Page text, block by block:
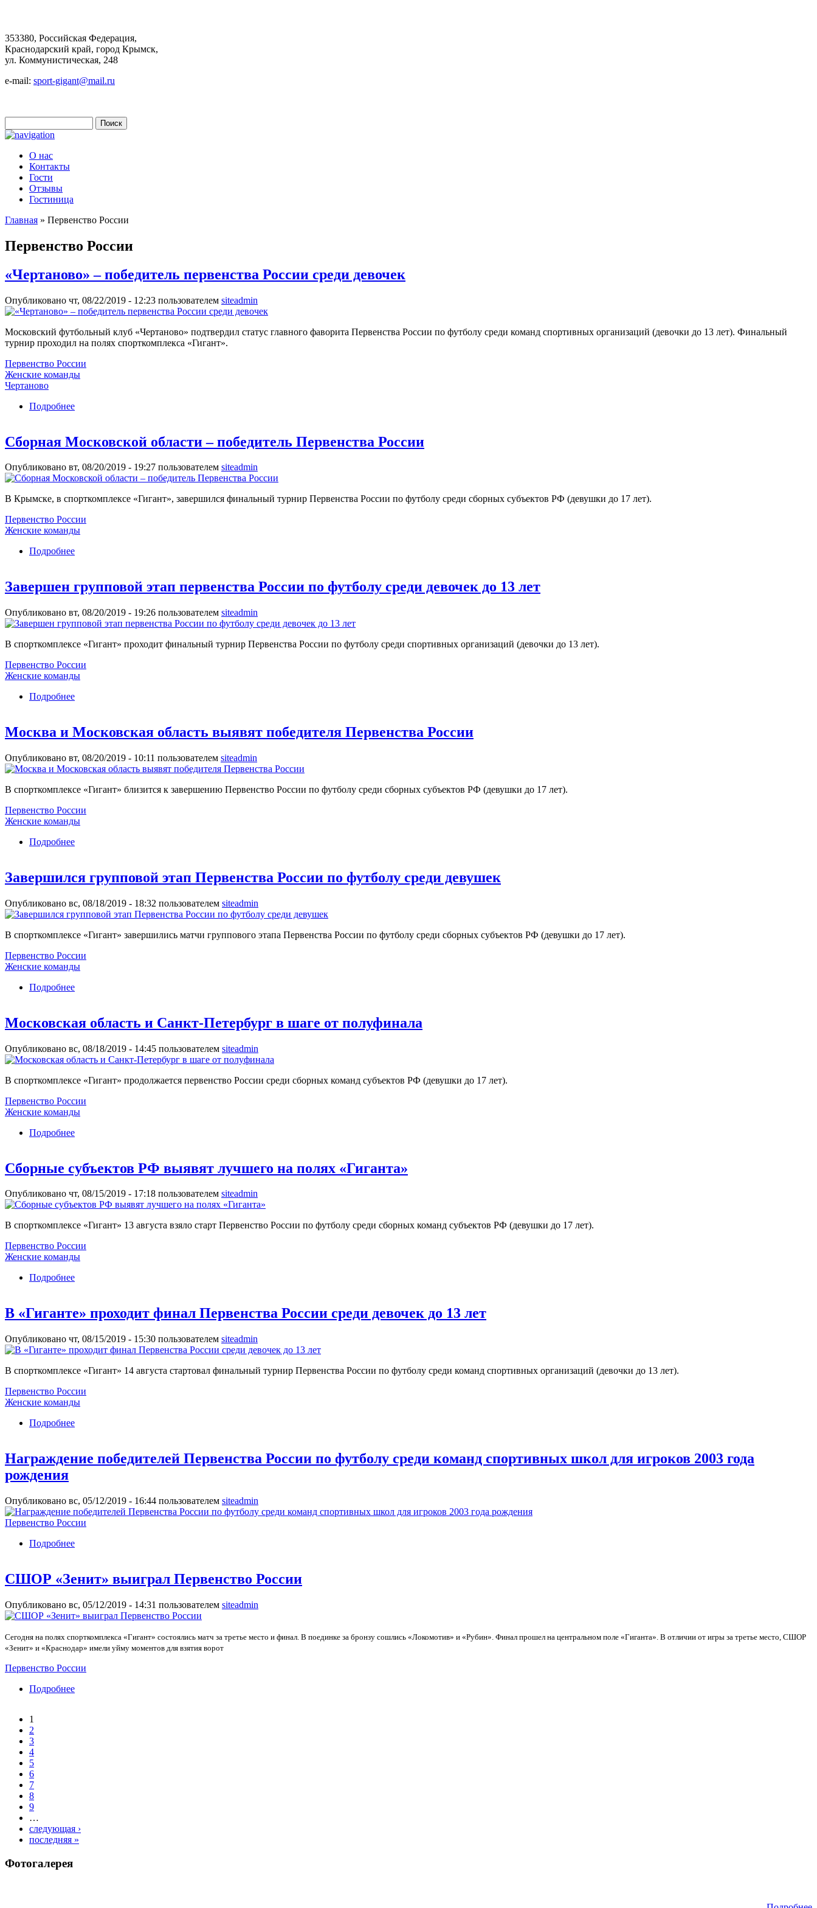
353380, Российская Федерация,
Краснодарский край, город Крымск,
ул. Коммунистическая, 248
e-mail: sport-gigant@mail.ru
Форма поиска
О нас
Контакты
Гости
Отзывы
Гостиница
Главная » Первенство России
Первенство России
«Чертаново» – победитель первенства России среди девочек
Опубликовано чт, 08/22/2019 - 12:23 пользователем siteadmin
Московский футбольный клуб «Чертаново» подтвердил статус главного фаворита Первенства России по футболу среди команд спортивных организаций (девочки до 13 лет). Финальный
турнир проходил на полях спорткомплекса «Гигант».
Первенство России
Женские команды
Чертаново
Подробнее
Сборная Московской области – победитель Первенства России
Опубликовано вт, 08/20/2019 - 19:27 пользователем siteadmin
В Крымске, в спорткомплексе «Гигант», завершился финальный турнир Первенства России по футболу среди сборных субъектов РФ (девушки до 17 лет).
Первенство России
Женские команды
Подробнее
Завершен групповой этап первенства России по футболу среди девочек до 13 лет
Опубликовано вт, 08/20/2019 - 19:26 пользователем siteadmin
В спорткомплексе «Гигант» проходит финальный турнир Первенства России по футболу среди спортивных организаций (девочки до 13 лет).
Первенство России
Женские команды
Подробнее
Москва и Московская область выявят победителя Первенства России
Опубликовано вт, 08/20/2019 - 10:11 пользователем siteadmin
В спорткомплексе «Гигант» близится к завершению Первенство России по футболу среди сборных субъектов РФ (девушки до 17 лет).
Первенство России
Женские команды
Подробнее
Завершился групповой этап Первенства России по футболу среди девушек
Опубликовано вс, 08/18/2019 - 18:32 пользователем siteadmin
В спорткомплексе «Гигант» завершились матчи группового этапа Первенства России по футболу среди сборных субъектов РФ (девушки до 17 лет).
Первенство России
Женские команды
Подробнее
Московская область и Санкт-Петербург в шаге от полуфинала
Опубликовано вс, 08/18/2019 - 14:45 пользователем siteadmin
В спорткомплексе «Гигант» продолжается первенство России среди сборных команд субъектов РФ (девушки до 17 лет).
Первенство России
Женские команды
Подробнее
Сборные субъектов РФ выявят лучшего на полях «Гиганта»
Опубликовано чт, 08/15/2019 - 17:18 пользователем siteadmin
В спорткомплексе «Гигант» 13 августа взяло старт Первенство России по футболу среди сборных команд субъектов РФ (девушки до 17 лет).
Первенство России
Женские команды
Подробнее
В «Гиганте» проходит финал Первенства России среди девочек до 13 лет
Опубликовано чт, 08/15/2019 - 15:30 пользователем siteadmin
В спорткомплексе «Гигант» 14 августа стартовал финальный турнир Первенства России по футболу среди команд спортивных организаций (девочки до 13 лет).
Первенство России
Женские команды
Подробнее
Награждение победителей Первенства России по футболу среди команд спортивных школ для игроков 2003 года
рождения
Опубликовано вс, 05/12/2019 - 16:44 пользователем siteadmin
Первенство России
Подробнее
СШОР «Зенит» выиграл Первенство России
Опубликовано вс, 05/12/2019 - 14:31 пользователем siteadmin
Сегодня на полях спорткомплекса «Гигант» состоялись матч за третье место и финал. В поединке за бронзу сошлись «Локомотив» и «Рубин». Финал прошел на центральном поле «Гиганта». В отличии от игры за третье место, СШОР
«Зенит» и «Краснодар» имели уйму моментов для взятия ворот
Первенство России
Подробнее
Страницы
1
2
3
4
5
6
7
8
9
…
следующая ›
последняя »
Фотогалерея